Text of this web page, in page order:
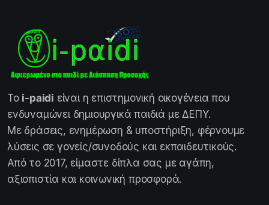
Το i-paidi είναι η επιστημονική οικογένεια που
ενδυναμώνει δημιουργικά παιδιά με ΔΕΠΥ.
Με δράσεις, ενημέρωση & υποστήριξη, φέρνουμε
λύσεις σε γονείς/συνοδούς και εκπαιδευτικούς.
Από το 2017, είμαστε δίπλα σας με αγάπη,
αξιοπιστία και κοινωνική προσφορά.